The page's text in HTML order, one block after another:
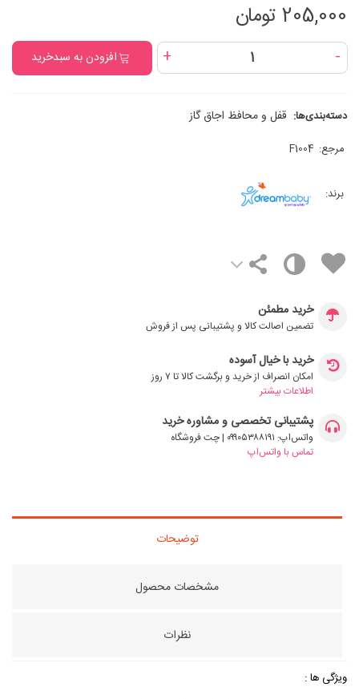
205,000 تومان
-
+ افزودن به سبدخرید
دسته‌بندی‌ها: قفل و محافظ اجاق گاز
مرجع: F1004
برند:
خرید مطمئن
تضمین اصالت کالا و پشتیبانی پس از فروش
خرید با خیال آسوده
امکان انصراف از خرید و برگشت کالا تا ۷ روز
اطلاعات بیشتر
پشتیبانی تخصصی و مشاوره خرید
واتس‌اپ: ۰۹۹۰۵۳۸۸۱۹۱ | چت فروشگاه
تماس با واتس‌اپ
توضیحات
مشخصات محصول
نظرات
ویژگی ها :